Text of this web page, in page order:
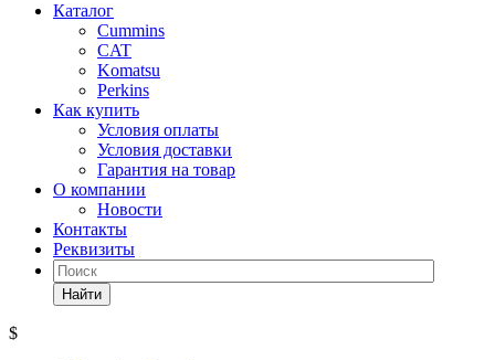
Каталог
Cummins
CAT
Komatsu
Perkins
Как купить
Условия оплаты
Условия доставки
Гарантия на товар
О компании
Новости
Контакты
Реквизиты
Найти
$